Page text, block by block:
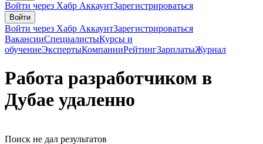
Войти через Хабр АккаунтЗарегистрироваться
Войти
Войти через Хабр АккаунтЗарегистрироваться
ВакансииСпециалистыКурсы и
обучениеЭкспертыКомпанииРейтингЗарплатыЖурнал
Работа разработчиком в
Дубае удаленно
Поиск не дал результатов